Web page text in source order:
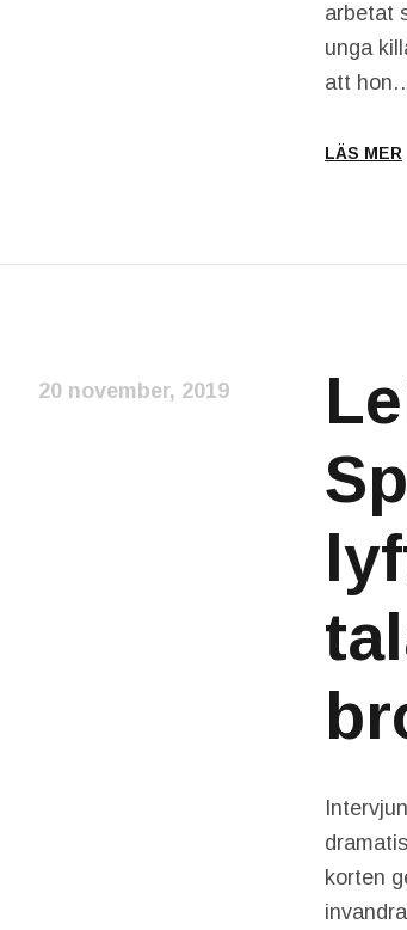
arbetat
unga
att
LÄS MER
20 november, 2019
korten